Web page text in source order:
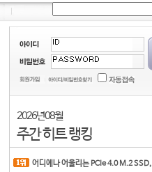
2026년 08월
주간 히트 랭킹
어디에나 어울리는 PCIe 4.0 M.2 SSD,